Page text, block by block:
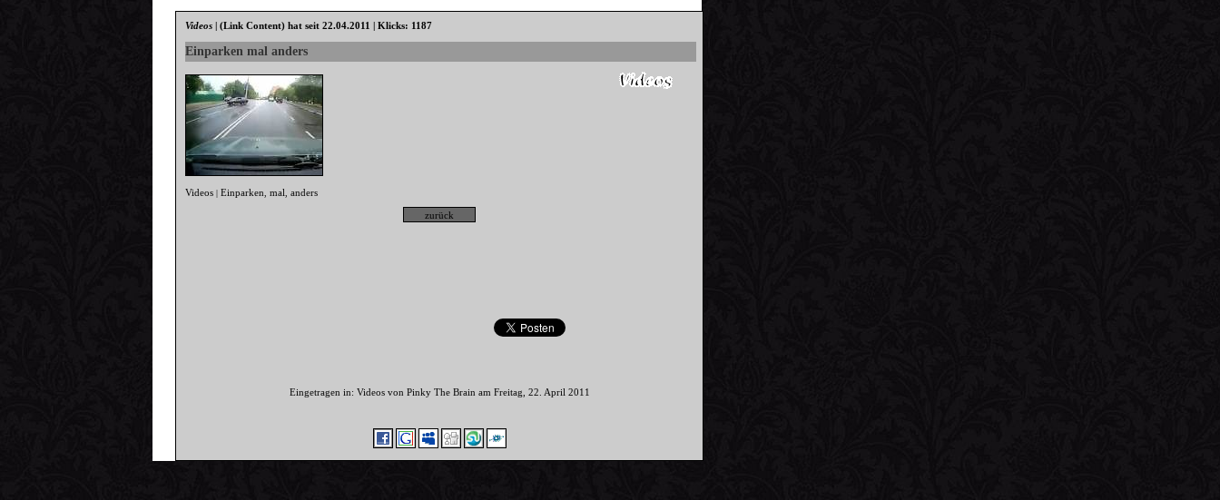
Videos |(Link Content) hat seit 22.04.2011 | Klicks: 1187
Einparken mal anders
Videos |Einparken ,mal ,anders
Eingetragen in: Videos von Pinky The Brain am Freitag, 22. April 2011